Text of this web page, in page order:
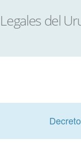
Decreto